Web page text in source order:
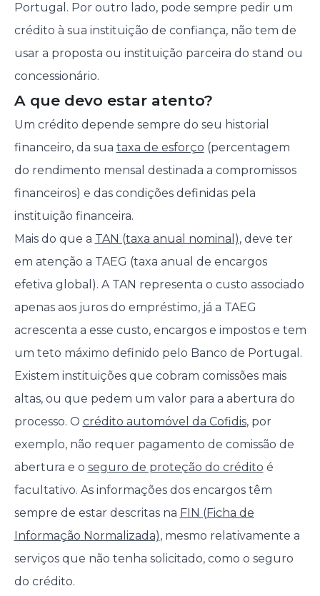
Portugal. Por outro lado, pode sempre pedir um
crédito à sua instituição de confiança, não tem de
usar a proposta ou instituição parceira do stand ou
concessionário.
A que devo estar atento?
Um crédito depende sempre do seu historial
financeiro, da sua taxa de esforço (percentagem
do rendimento mensal destinada a compromissos
financeiros) e das condições definidas pela
instituição financeira.
Mais do que a TAN (taxa anual nominal), deve ter
em atenção a TAEG (taxa anual de encargos
efetiva global). A TAN representa o custo associado
apenas aos juros do empréstimo, já a TAEG
acrescenta a esse custo, encargos e impostos e tem
um teto máximo definido pelo Banco de Portugal.
Existem instituições que cobram comissões mais
altas, ou que pedem um valor para a abertura do
processo. O crédito automóvel da Cofidis, por
exemplo, não requer pagamento de comissão de
abertura e o seguro de proteção do crédito é
facultativo. As informações dos encargos têm
sempre de estar descritas na FIN (Ficha de
Informação Normalizada), mesmo relativamente a
serviços que não tenha solicitado, como o seguro
do crédito.